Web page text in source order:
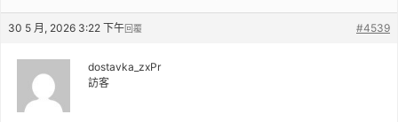
30 5 月, 2026 3:22 下午 #4539
回覆
dostavka_zxPr
訪客